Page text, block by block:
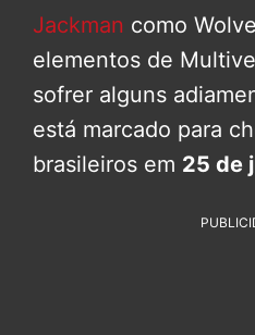
Jackman como
elementos de
sofrer alguns
está marcado para
brasileiros em 25 de